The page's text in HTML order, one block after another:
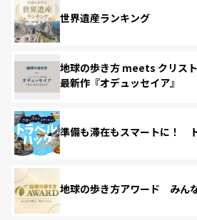
世界遺産ランキング
地球の歩き方 meets クリス
最新作『オデュッセイア』
準備も滞在もスマートに！
地球の歩き方アワード みん